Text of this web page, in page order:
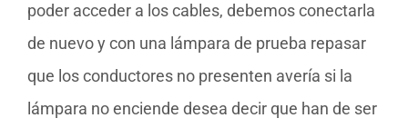
poder acceder a los cables, debemos conectarla
de nuevo y con una lámpara de prueba repasar
que los conductores no presenten avería si la
lámpara no enciende desea decir que han de ser